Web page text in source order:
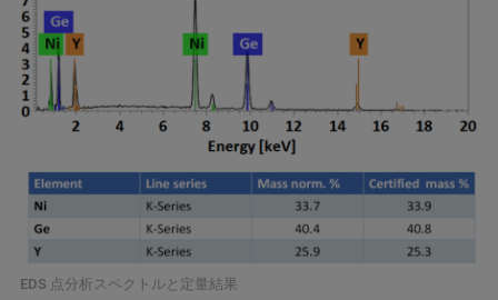
EDS 点分析スペクトルと定量結果